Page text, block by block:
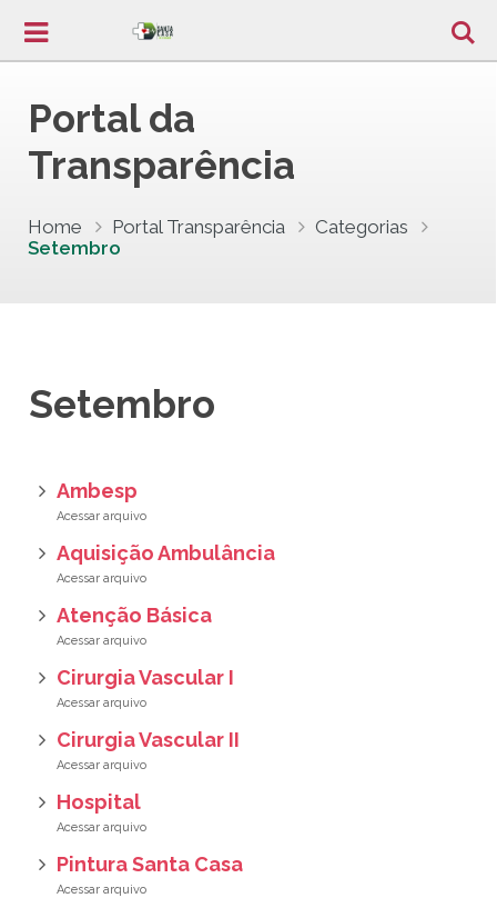
Portal da
Transparência
Home Portal Transparência
Categorias
Setembro
Setembro
Ambesp
Aquisição Ambulância
Atenção Básica
Cirurgia Vascular I
Cirurgia Vascular II
Hospital
Pintura Santa Casa